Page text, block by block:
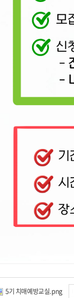
5기 치매예방교실.png